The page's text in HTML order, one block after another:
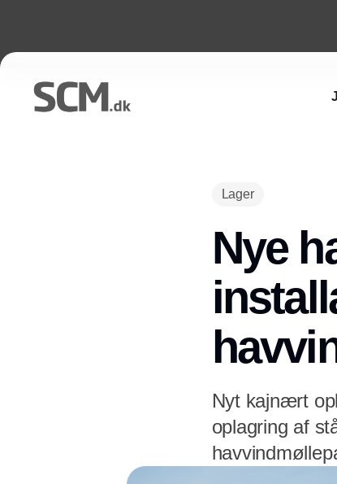
Lager
Nye
Nyt kajnært
oplagring af